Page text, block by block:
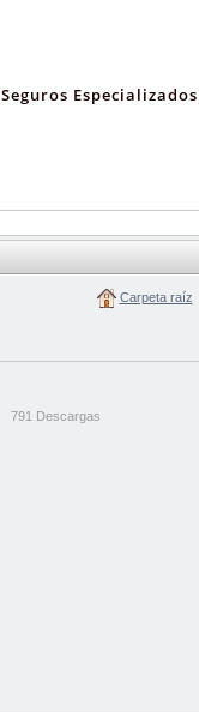
Seguros Especializados
Carpeta raíz
791 Descargas